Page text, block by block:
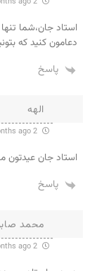
استاد جان،شما
دعامون کنید که
پاسخ
الهه
استاد جان عیدتون
پاسخ
محمد